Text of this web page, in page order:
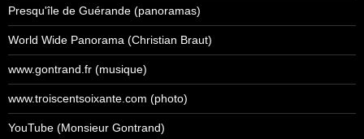
Presqu'île de Guérande (panoramas)
World Wide Panorama (Christian Braut)
www.gontrand.fr (musique)
www.troiscentsoixante.com (photo)
YouTube (Monsieur Gontrand)